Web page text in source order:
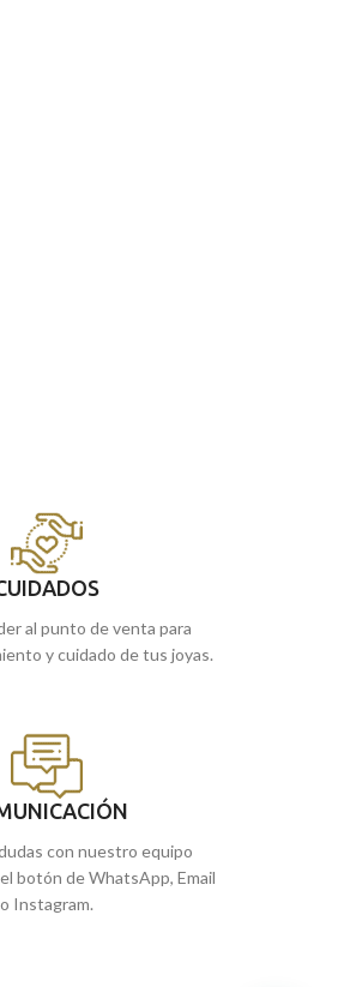
al punto de venta para
y cuidado de tus joyas.
con nuestro equipo
botón de WhatsApp, Email
o Instagram.